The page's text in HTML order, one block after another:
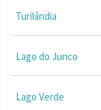
Turilândia
Lago do Junco
Lago Verde